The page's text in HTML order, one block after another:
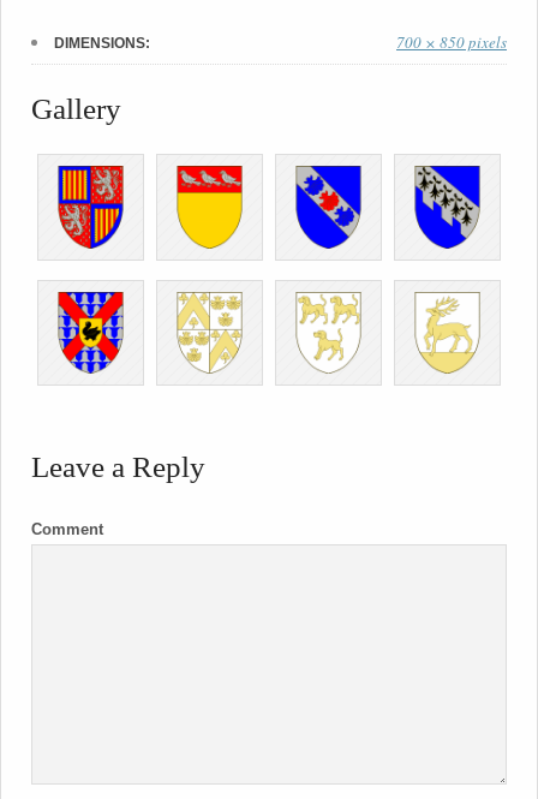
DIMENSIONS: 700 × 850 pixels
Gallery
Leave a Reply
Comment